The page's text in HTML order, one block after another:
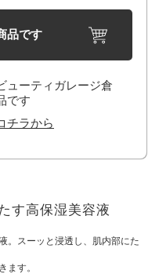
品です
ューティガレージ倉
です
チラから
す高保湿美容液
。スーッと浸透し、肌内部にた
ます。